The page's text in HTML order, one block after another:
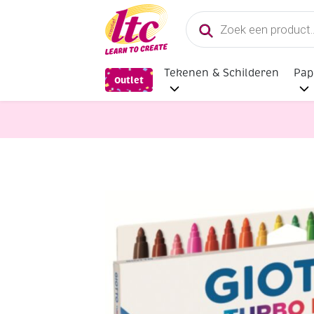
Producten
zoeken
Outlet
Tekenen & Schilderen
Giotto turbo